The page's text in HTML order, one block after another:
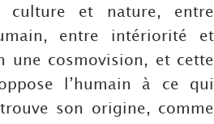
culture et nature, entre
entre intériorité et
une cosmovision, et cette
l’humain à ce qui
son origine, comme